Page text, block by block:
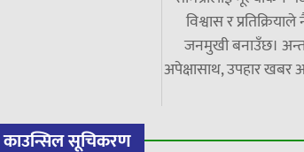
विश्वास र
जनमुखी बनाउँछ।
अपेक्षासाथ, उपहार खबर
काउन्सिल सूचिकरण